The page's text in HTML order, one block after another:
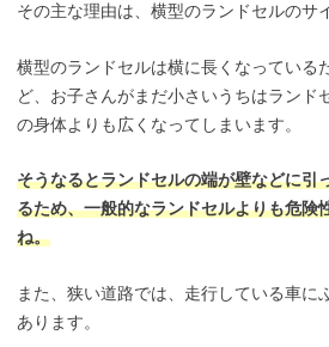
その主な理由は、横型のランドセルのサ
横型のランドセルは横に長くなっている
ど、お子さんがまだ小さいうちはランド
の身体よりも広くなってしまいます。
そうなるとランドセルの端が壁などに引
るため、一般的なランドセルよりも危険
ね。
また、狭い道路では、走行している車に
あります。